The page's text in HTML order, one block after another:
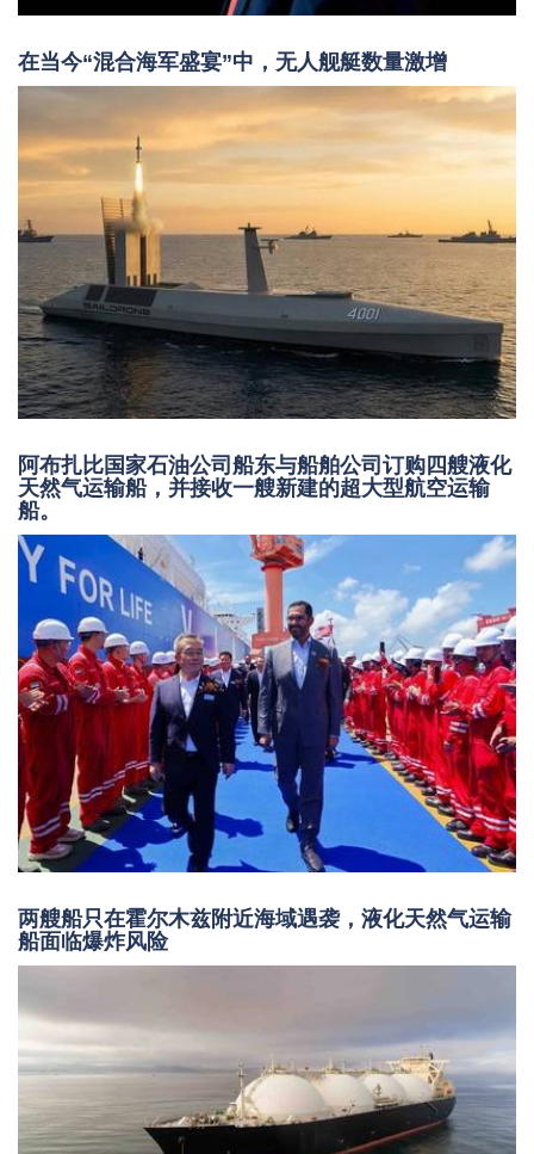
在当今“混合海军盛宴”中，无人舰艇数量激增
阿布扎比国家石油公司船东与船舶公司订购四艘液化
天然气运输船，并接收一艘新建的超大型航空运输
船。
两艘船只在霍尔木兹附近海域遇袭，液化天然气运输
船面临爆炸风险